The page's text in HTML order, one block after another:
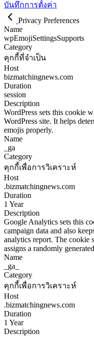
บันทึกการตั้งค่า
Privacy Preferences
Name
wpEmojiSettingsSupports
Category
คุกกี้ที่จำเป็น
Host
bizmatchingnews.com
Duration
session
Description
WordPress sets this cookie
WordPress site. It helps
emojis properly.
Name
_ga
Category
คุกกี้เพื่อการวิเคราะห์
Host
.bizmatchingnews.com
Duration
1 Year
Description
Google Analytics sets this
campaign data and also
analytics report. The cookie
assigns a randomly
Name
_ga_
Category
คุกกี้เพื่อการวิเคราะห์
Host
.bizmatchingnews.com
Duration
1 Year
Description